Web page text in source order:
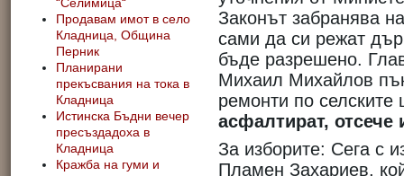
“Селимица“
Продавам имот в село
Кладница, Община
Перник
Планирани
прекъсвания на тока в
Кладница
Истинска Бъдни вечер
пресъздадоха в
Кладница
Кражба на гуми и
Законът забранява
сами да си режат
бъде разрешено.
Михаил Михайлов
ремонти по
асфалтират,
За изборите: Сега с
Пламен Захариев,